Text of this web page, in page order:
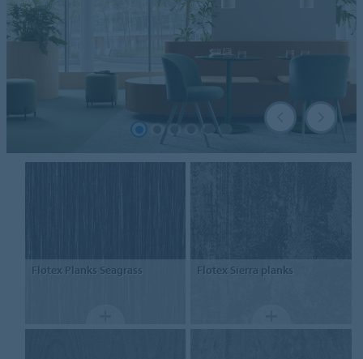
Flotex Planks Seagrass Flotex Sierra planks